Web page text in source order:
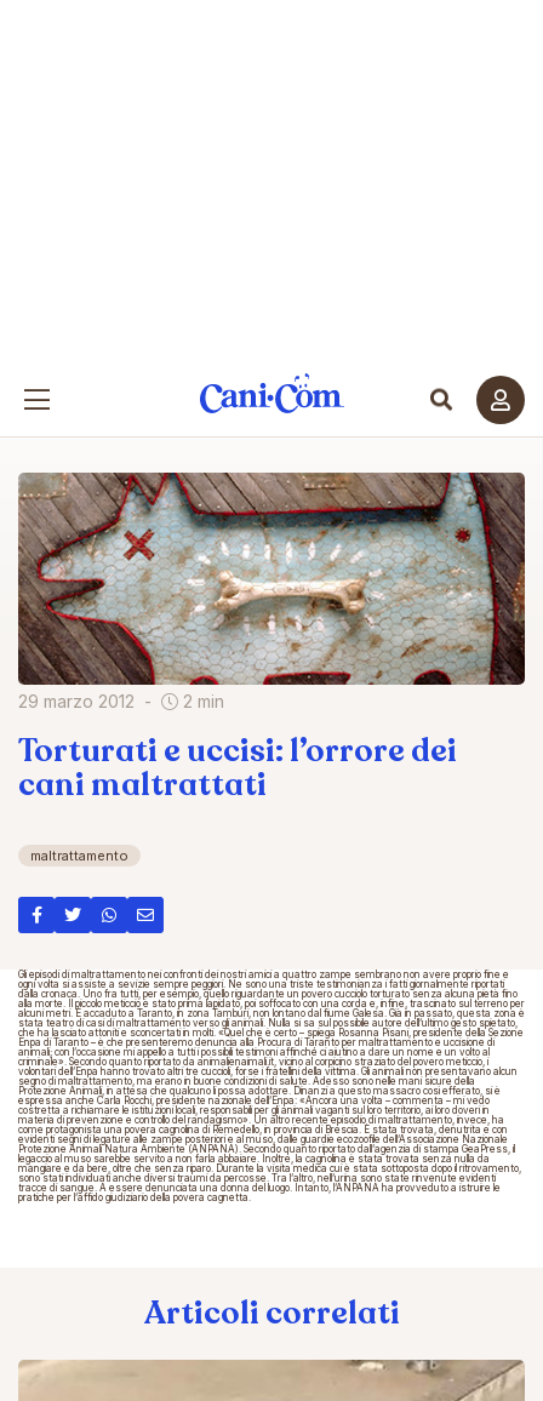
29 marzo 2012 2 min
Torturati e uccisi: l’orrore dei
cani maltrattati
maltrattamento
Gli episodi di maltrattamento nei confronti dei nostri amici a quattro zampe sembrano non avere proprio fine e
ogni volta si assiste a sevizie sempre peggiori. Ne sono una triste testimonianza i fatti giornalmente riportati
dalla cronaca. Uno fra tutti, per esempio, quello riguardante un povero cucciolo torturato senza alcuna pietà fino
alla morte. Il piccolo meticcio è stato prima lapidato, poi soffocato con una corda e, infine, trascinato sul terreno per
alcuni metri. Ѐ accaduto a Taranto, in zona Tamburi, non lontano dal fiume Galesa. Già in passato, questa zona è
stata teatro di casi di maltrattamento verso gli animali. Nulla si sa sul possibile autore dell’ultimo gesto spietato,
che ha lasciato attoniti e sconcertati in molti. «Quel che è certo – spiega Rosanna Pisani, presidente della Sezione
Enpa di Taranto – è che presenteremo denuncia alla Procura di Taranto per maltrattamento e uccisione di
animali; con l’occasione mi appello a tutti i possibili testimoni affinché ci aiutino a dare un nome e un volto al
criminale». Secondo quanto riportato da animalienaimali.it, vicino al corpicino straziato del povero meticcio, i
volontari dell’Enpa hanno trovato altri tre cuccioli, forse i fratellini della vittima. Gli animali non presentavano alcun
segno di maltrattamento, ma erano in buone condizioni di salute. Adesso sono nelle mani sicure della
Protezione Animali, in attesa che qualcuno li possa adottare. Dinanzi a questo massacro così efferato, si è
espressa anche Carla Rocchi, presidente nazionale dell’Enpa: «Ancora una volta – commenta – mi vedo
costretta a richiamare le istituzioni locali, responsabili per gli animali vaganti sul loro territorio, ai loro doveri in
materia di prevenzione e controllo del randagismo». Un altro recente episodio di maltrattamento, invece, ha
come protagonista una povera cagnolina di Remedello, in provincia di Brescia. Ѐ stata trovata, denutrita e con
evidenti segni di legature alle zampe posteriori e al muso, dalle guardie ecozoofile dell’Associazione Nazionale
Protezione Animali Natura Ambiente (ANPANA). Secondo quanto riportato dall’agenzia di stampa GeaPress, il
legaccio al muso sarebbe servito a non farla abbaiare. Inoltre, la cagnolina è stata trovata senza nulla da
mangiare e da bere, oltre che senza riparo. Durante la visita medica cui è stata sottoposta dopo il ritrovamento,
sono stati individuati anche diversi traumi da percosse. Tra l’altro, nell’urina sono state rinvenute evidenti
tracce di sangue. A essere denunciata una donna del luogo. Intanto, l’ANPANA ha provveduto a istruire le
pratiche per l’affido giudiziario della povera cagnetta.
Articoli correlati